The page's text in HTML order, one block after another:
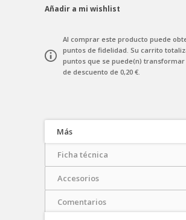
Añadir a mi wishlist
Al comprar este producto puede
puntos de fidelidad. Su carrito
puntos que se puede(n) transformar
de descuento de 0,20 €.
Más
Ficha técnica
Accesorios
Comentarios